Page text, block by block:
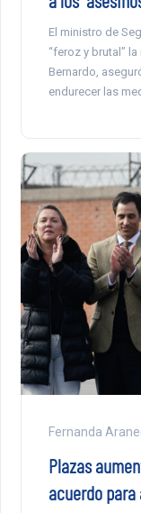
El ministro de
“feroz y brutal”
Bernardo,
endurecer las
Fernanda
Plazas
acuerdo para